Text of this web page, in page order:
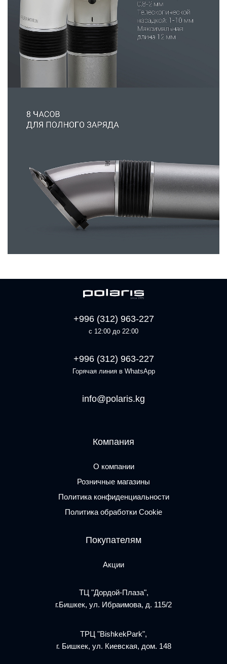
+996 (312) 963-227
с 12:00 до 22:00
+996 (312) 963-227
Горячая линия в WhatsApp
info@polaris.kg
Компания
О компании
Розничные магазины
Политика конфиденциальности
Политика обработки Cookie
Покупателям
Акции
ТЦ "Дордой-Плаза",
г.Бишкек, ул. Ибраимова, д. 115/2
ТРЦ "BishkekPark",
г. Бишкек, ул. Киевская, дом. 148